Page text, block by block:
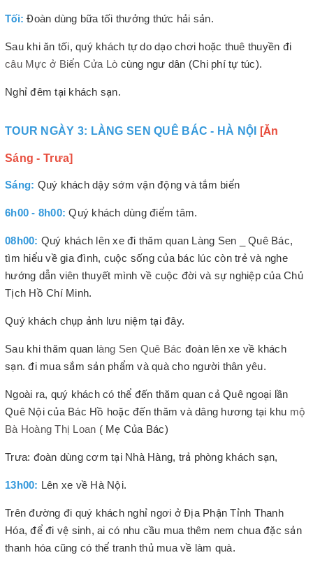
Tối: Đoàn dùng bữa tối thưởng thức hải sản.
Sau khi ăn tối, quý khách tự do dạo chơi hoặc thuê thuyền đi
câu Mực ở Biển Cửa Lò cùng ngư dân (Chi phí tự túc).
Nghỉ đêm tại khách sạn.
TOUR NGÀY 3: LÀNG SEN QUÊ BÁC - HÀ NỘI [Ăn
Sáng - Trưa]
Sáng: Quý khách dậy sớm vận động và tắm biển
6h00 - 8h00: Quý khách dùng điểm tâm.
08h00: Quý khách lên xe đi thăm quan Làng Sen _ Quê Bác,
tìm hiểu về gia đình, cuộc sống của bác lúc còn trẻ và nghe
hướng dẫn viên thuyết mình về cuộc đời và sự nghiệp của Chủ
Tịch Hồ Chí Minh.
Quý khách chụp ảnh lưu niệm tại đây.
Sau khi thăm quan làng Sen Quê Bác đoàn lên xe về khách
sạn. đi mua sắm sản phẩm và quà cho người thân yêu.
Ngoài ra, quý khách có thể đến thăm quan cả Quê ngoại lần
Quê Nội của Bác Hồ hoặc đến thăm và dâng hương tại khu mộ
Bà Hoàng Thị Loan ( Mẹ Của Bác)
Trưa: đoàn dùng cơm tại Nhà Hàng, trả phòng khách sạn,
13h00: Lên xe về Hà Nội.
Trên đường đi quý khách nghỉ ngơi ở Địa Phận Tỉnh Thanh
Hóa, để đi vệ sinh, ai có nhu cầu mua thêm nem chua đặc sản
thanh hóa cũng có thể tranh thủ mua về làm quà.